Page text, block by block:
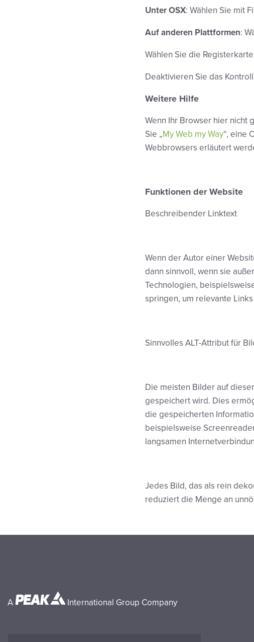
Unter OSX: Wählen Sie mit
Auf anderen Plattformen:
Wählen Sie die Registerkarte
Deaktivieren Sie das
Weitere Hilfe
Wenn Ihr Browser hier nicht
Sie „My Web my Way“, eine
Webbrowsers erläutert
Funktionen der Website
Beschreibender Linktext
Wenn der Autor einer
dann sinnvoll, wenn sie
Technologien,
springen, um relevante
Sinnvolles ALT-Attribut für
Die meisten Bilder auf
gespeichert wird. Dies
die gespeicherten
beispielsweise
langsamen
Jedes Bild, das als rein
reduziert die Menge an
A International Group Company